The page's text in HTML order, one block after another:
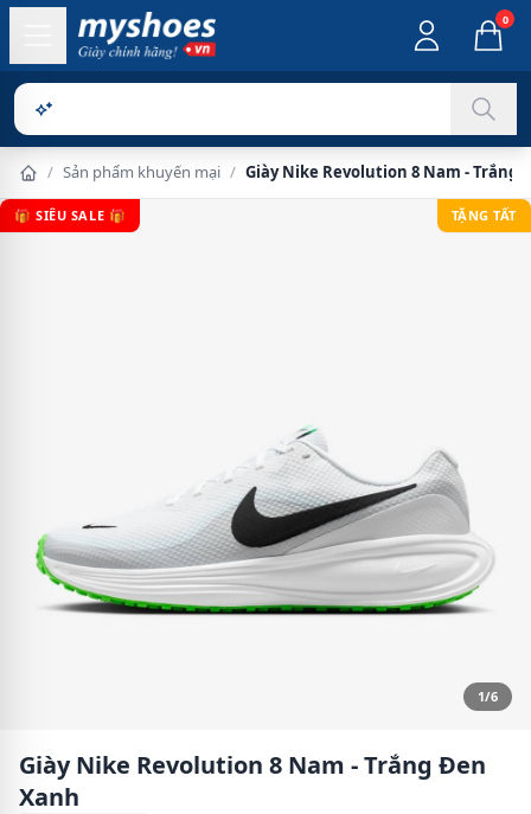
0
Sản phẩ
/ Sản phẩm khuyến mại / Giày Nike Revolution 8 Nam - Trắng
🎁 SIÊU SALE 🎁 TẶNG TẤT
1/6
Giày Nike Revolution 8 Nam - Trắng Đen
Xanh